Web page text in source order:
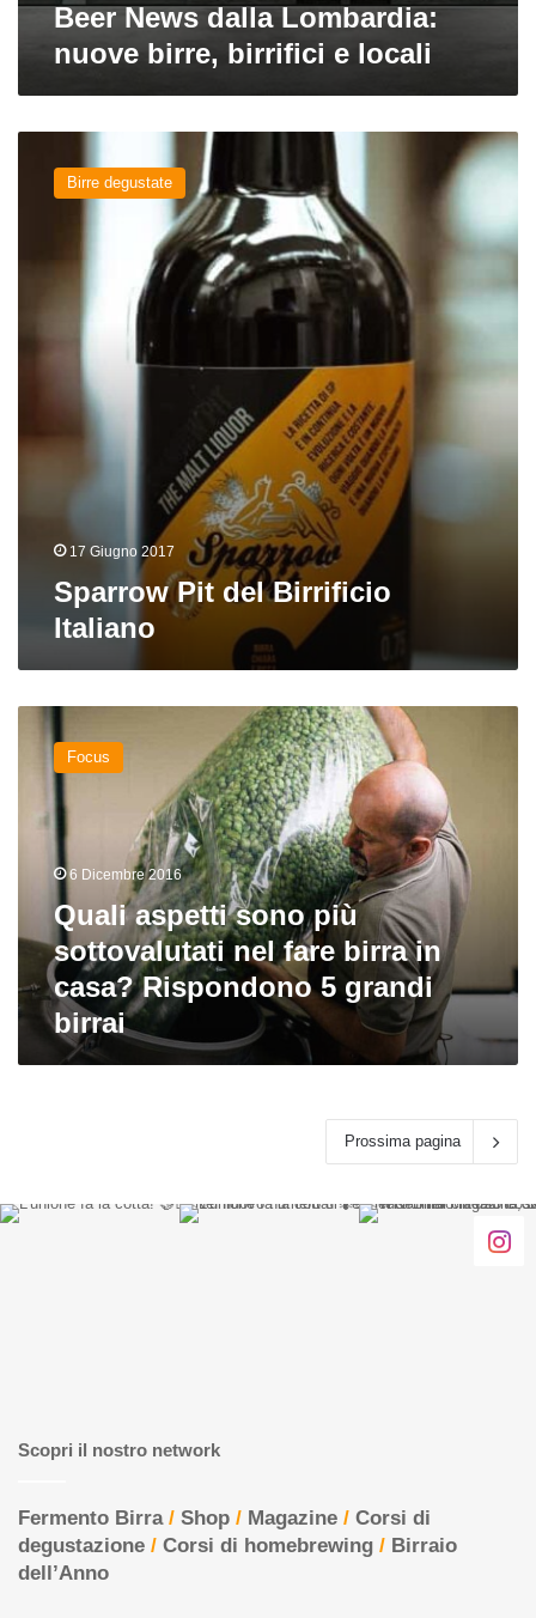
Beer News dalla Lombardia:
nuove birre, birrifici e locali
Birre degustate
17 Giugno 2017
Sparrow Pit del Birrificio
Italiano
Quali
aspetti
sottovalutati
casa?
Rispondono
5
grandi
Focus
6 Dicembre 2016
Quali aspetti sono più
sottovalutati nel fare birra in
casa? Rispondono 5 grandi
birrai
Prossima pagina
Scopri il nostro network
Fermento Birra/ Shop / Magazine / Corsi di
degustazione / Corsi di homebrewing / Birraio
dell’Anno